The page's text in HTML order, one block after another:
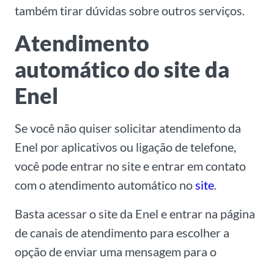
também tirar dúvidas sobre outros serviços.
Atendimento
automático do site da
Enel
Se você não quiser solicitar atendimento da
Enel por aplicativos ou ligação de telefone,
você pode entrar no site e entrar em contato
com o atendimento automático nosite.
Basta acessar o site da Enel e entrar na página
de canais de atendimento para escolher a
opção de enviar uma mensagem para o